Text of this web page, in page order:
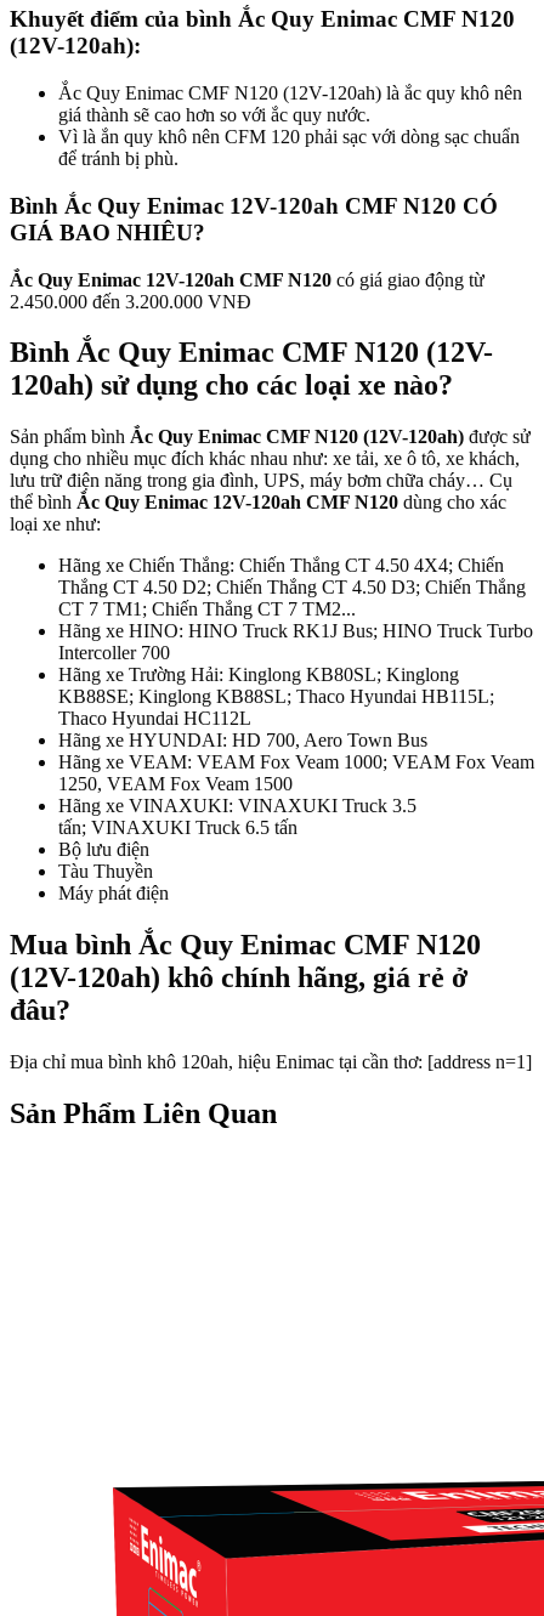
Khuyết điểm của bình Ắc Quy Enimac CMF N120
(12V-120ah):
Ắc Quy Enimac CMF N120 (12V-120ah) là ắc quy khô nên
giá thành sẽ cao hơn so với ắc quy nước.
Vì là ắn quy khô nên CFM 120 phải sạc với dòng sạc chuẩn
để tránh bị phù.
Bình Ắc Quy Enimac 12V-120ah CMF N120 CÓ
GIÁ BAO NHIÊU?
Ắc Quy Enimac 12V-120ah CMF N120 có giá giao động từ
2.450.000 đến 3.200.000 VNĐ
Bình Ắc Quy Enimac CMF N120 (12V-
120ah) sử dụng cho các loại xe nào?
Sản phẩm bình Ắc Quy Enimac CMF N120 (12V-120ah) được sử
dụng cho nhiều mục đích khác nhau như: xe tải, xe ô tô, xe khách,
lưu trữ điện năng trong gia đình, UPS, máy bơm chữa cháy… Cụ
thể bình Ắc Quy Enimac 12V-120ah CMF N120 dùng cho xác
loại xe như:
Hãng xe Chiến Thắng: Chiến Thắng CT 4.50 4X4; Chiến
Thắng CT 4.50 D2; Chiến Thắng CT 4.50 D3; Chiến Thắng
CT 7 TM1; Chiến Thắng CT 7 TM2...
Hãng xe HINO: HINO Truck RK1J Bus; HINO Truck Turbo
Intercoller 700
Hãng xe Trường Hải: Kinglong KB80SL; Kinglong
KB88SE; Kinglong KB88SL; Thaco Hyundai HB115L;
Thaco Hyundai HC112L
Hãng xe HYUNDAI: HD 700, Aero Town Bus
Hãng xe VEAM: VEAM Fox Veam 1000; VEAM Fox Veam
1250, VEAM Fox Veam 1500
Hãng xe VINAXUKI: VINAXUKI Truck 3.5
tấn; VINAXUKI Truck 6.5 tấn
Bộ lưu điện
Tàu Thuyền
Máy phát điện
Mua bình Ắc Quy Enimac CMF N120
(12V-120ah) khô chính hãng, giá rẻ ở
đâu?
Địa chỉ mua bình khô 120ah, hiệu Enimac tại cần thơ: [address n=1]
Sản Phẩm Liên Quan